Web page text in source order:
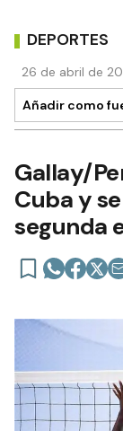
DEPORTES
26 de abril de
Añadir como
Gallay/
Cuba y
segunda